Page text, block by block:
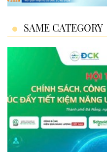
SAME CATEGORY